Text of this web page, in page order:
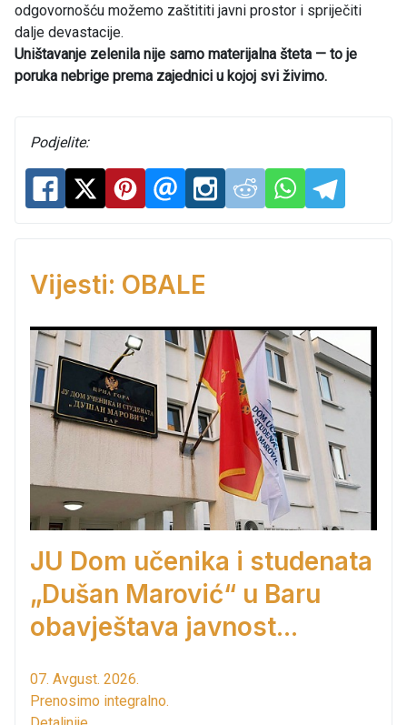
odgovornošću možemo zaštititi javni prostor i spriječiti
dalje devastacije.
Uništavanje zelenila nije samo materijalna šteta — to je
poruka nebrige prema zajednici u kojoj svi živimo.
Podjelite:
Vijesti: OBALE
JU Dom učenika i studenata
„Dušan Marović“ u Baru
obavještava javnost...
07. Avgust. 2026.
Prenosimo integralno.